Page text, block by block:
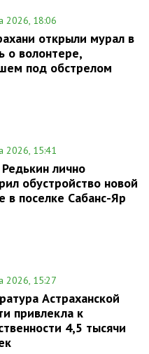
2026, 18:06
открыли мурал в
о волонтере,
под обстрелом
2026, 15:41
лично
обустройство новой
в поселке Сабанс-Яр
2026, 15:27
Астраханской
привлекла к
4,5 тысячи